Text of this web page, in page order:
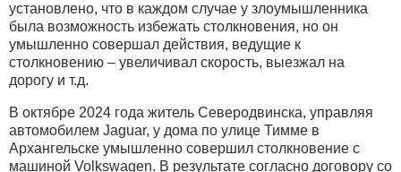
установлено, что в каждом случае у злоумышленника
была возможность избежать столкновения, но он
умышленно совершал действия, ведущие к
столкновению – увеличивал скорость, выезжал на
дорогу и т.д.
В октябре 2024 года житель Северодвинска, управляя
автомобилем Jaguar, у дома по улице Тимме в
Архангельске умышленно совершил столкновение с
машиной Volkswagen. В результате согласно договору со